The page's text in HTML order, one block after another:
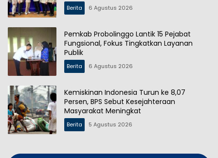
Berita 6 Agustus 2026
Pemkab Probolinggo Lantik 15 Pejabat
Fungsional, Fokus Tingkatkan Layanan
Publik
Berita 6 Agustus 2026
Kemiskinan Indonesia Turun ke 8,07
Persen, BPS Sebut Kesejahteraan
Masyarakat Meningkat
Berita 5 Agustus 2026